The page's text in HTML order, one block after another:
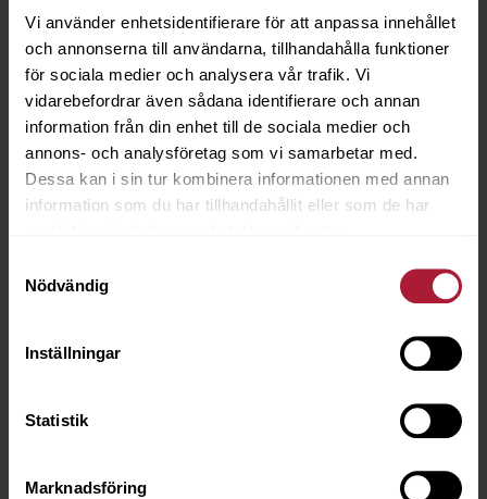
Vi använder enhetsidentifierare för att anpassa innehållet
och annonserna till användarna, tillhandahålla funktioner
för sociala medier och analysera vår trafik. Vi
vidarebefordrar även sådana identifierare och annan
information från din enhet till de sociala medier och
annons- och analysföretag som vi samarbetar med.
Dessa kan i sin tur kombinera informationen med annan
information som du har tillhandahållit eller som de har
Nödvändig
Inställningar
Statistik
Marknadsföring
Sunbrella Savane Zinc
BESTÄLLNINGSVARA